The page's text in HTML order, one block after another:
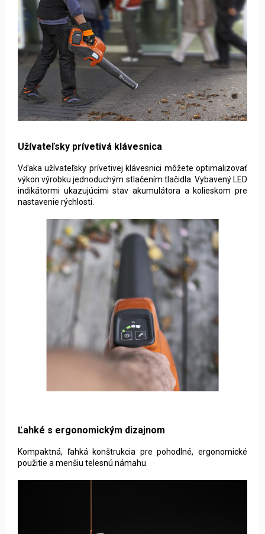
Užívateľsky prívetivá klávesnica
Vďaka ‌‌užívateľsky prívetivej klávesnici‌‌ môžete optimalizovať
výkon výrobku jednoduchým stlačením tlačidla. Vybavený LED
indikátormi ukazujúcimi stav akumulátora a kolieskom pre
nastavenie rýchlosti.
Ľahké s ergonomickým dizajnom
Kompaktná, ľahká konštrukcia pre pohodlné, ergonomické
použitie a menšiu telesnú námahu.